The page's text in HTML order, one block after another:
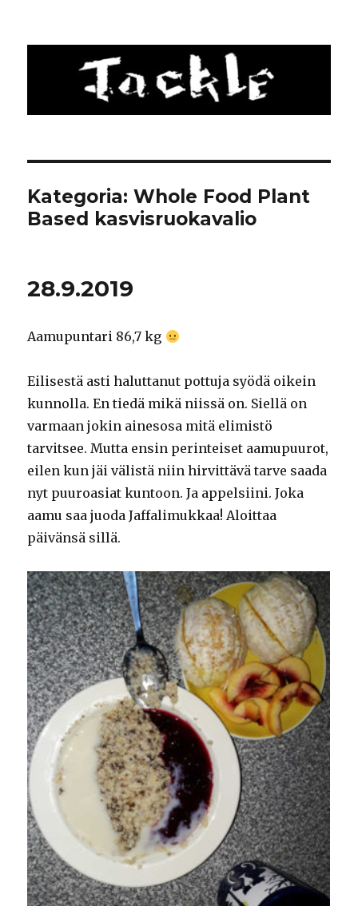
Tackle
Kategoria: Whole Food Plant
Based kasvisruokavalio
28.9.2019
Aamupuntari 86,7 kg
Eilisestä asti haluttanut pottuja syödä oikein
kunnolla. En tiedä mikä niissä on. Siellä on
varmaan jokin ainesosa mitä elimistö
tarvitsee. Mutta ensin perinteiset aamupuurot,
eilen kun jäi välistä niin hirvittävä tarve saada
nyt puuroasiat kuntoon. Ja appelsiini. Joka
aamu saa juoda Jaffalimukkaa! Aloittaa
päivänsä sillä.